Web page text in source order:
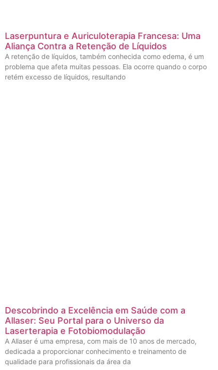
Laserpuntura e Auriculoterapia Francesa: Uma
Aliança Contra a Retenção de Líquidos
A retenção de líquidos, também conhecida como edema, é um
problema que afeta muitas pessoas. Ela ocorre quando o corpo
retém excesso de líquidos, resultando
Descobrindo a Excelência em Saúde com a
Allaser: Seu Portal para o Universo da
Laserterapia e Fotobiomodulação
A Allaser é uma empresa, com mais de 10 anos de mercado,
dedicada a proporcionar conhecimento e treinamento de
qualidade para profissionais da área da